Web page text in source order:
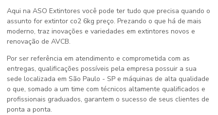
Aqui na ASO Extintores você pode ter tudo que precisa quando o
assunto for extintor co2 6kg preço. Prezando o que há de mais
moderno, traz inovações e variedades em extintores novos e
renovação de AVCB.
Por ser referência em atendimento e comprometida com as
entregas, qualificações possíveis pela empresa possuir a sua
sede localizada em São Paulo - SP e máquinas de alta qualidade
o que, somado a um time com técnicos altamente qualificados e
profissionais graduados, garantem o sucesso de seus clientes de
ponta a ponta.